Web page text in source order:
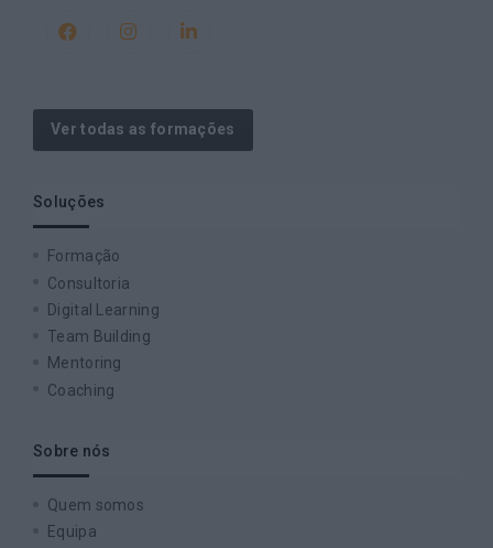
Ver todas as formações
Soluções
Formação
Consultoria
Digital Learning
Team Building
Mentoring
Coaching
Sobre nós
Quem somos
Equipa